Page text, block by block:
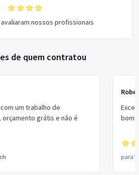
nossos profissionais
de quem contratou
um trabalho de
orçamento grátis e não é
bom
para